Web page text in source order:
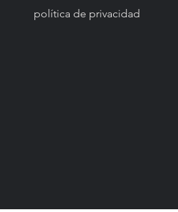
política de privacidad